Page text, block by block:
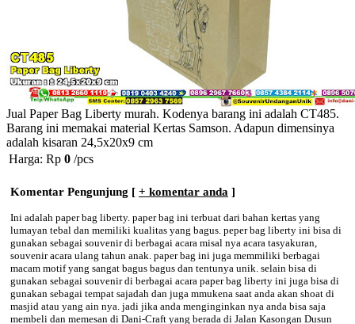
Jual Paper Bag Liberty murah. Kodenya barang ini adalah CT485.
Barang ini memakai material Kertas Samson. Adapun dimensinya
adalah kisaran 24,5x20x9 cm
Harga: Rp 0 /pcs
Komentar Pengunjung [ + komentar anda ]
Ini adalah paper bag liberty. paper bag ini terbuat dari bahan kertas yang
lumayan tebal dan memiliki kualitas yang bagus. peper bag liberty ini bisa di
gunakan sebagai souvenir di berbagai acara misal nya acara tasyakuran,
souvenir acara ulang tahun anak. paper bag ini juga memmiliki berbagai
macam motif yang sangat bagus bagus dan tentunya unik. selain bisa di
gunakan sebagai souvenir di berbagai acara paper bag liberty ini juga bisa di
gunakan sebagai tempat sajadah dan juga mmukena saat anda akan shoat di
masjid atau yang ain nya. jadi jika anda menginginkan nya anda bisa saja
membeli dan memesan di Dani-Craft yang berada di Jalan Kasongan Dusun